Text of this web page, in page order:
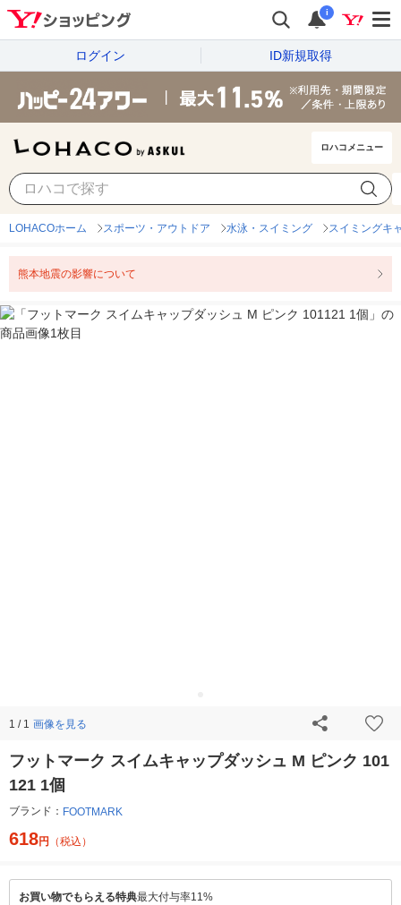
i
ログイン ID新規取得
ロハコメニュー
LOHACOホーム スポーツ・アウトドア 水泳・スイミング スイミングキ
熊本地震の影響について
1 / 1 画像を見る
フットマーク スイムキャップダッシュ M ピンク 101
121 1個
ブランド： FOOTMARK
618円 （税込）
お買い物でもらえる特典最大付与率11%